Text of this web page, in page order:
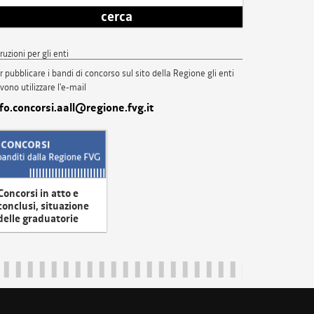
cerca
per gli enti
pubblicare i bandi di concorso sul sito della Regione gli enti
utilizzare l'e-mail
in atto e
situazione
graduatorie